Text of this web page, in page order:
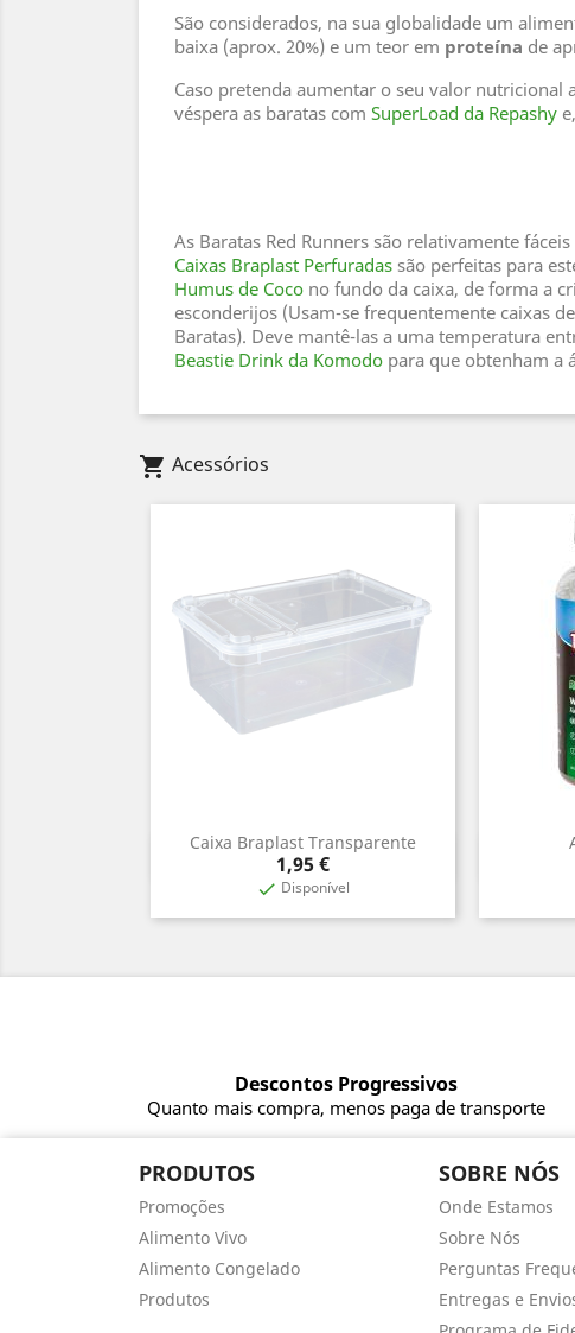
São considerados, na sua globalidade um
baixa (aprox. 20%) e um teor em proteína de
Caso pretenda aumentar o seu valor
véspera as baratas com SuperLoad da Repashy
As Baratas Red Runners são relativamente
Caixas Braplast Perfuradas são perfeitas para
Humus de Coco no fundo da caixa, de forma a
esconderijos (Usam-se frequentemente caixas
Baratas). Deve mantê-las a uma temperatura
Beastie Drink da Komodo para que obtenham a
shopping_cart Acessórios
Caixa Braplast Transparente
Preço
1,95 €
 Disponível
Vista rápida
Descontos Progressivos
Quanto mais compra, menos paga de transporte
PRODUTOS
Promoções
Alimento Vivo
Alimento Congelado
Produtos
SOBRE NÓS
Onde Estamos
Sobre Nós
Perguntas
Entregas e